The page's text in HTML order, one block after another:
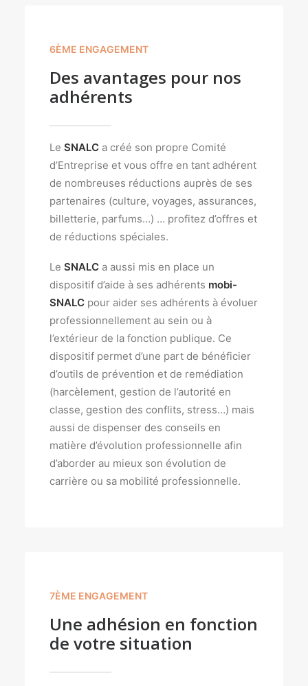
6ÈME ENGAGEMENT
Des avantages pour nos
adhérents
Le SNALC a créé son propre Comité
d’Entreprise et vous offre en tant adhérent
de nombreuses réductions auprès de ses
partenaires (culture, voyages, assurances,
billetterie, parfums…) … profitez d’offres et
de réductions spéciales.
Le SNALC a aussi mis en place un
dispositif d’aide à ses adhérents mobi-
SNALC pour aider ses adhérents à évoluer
professionnellement au sein ou à
l’extérieur de la fonction publique. Ce
dispositif permet d’une part de bénéficier
d’outils de prévention et de remédiation
(harcèlement, gestion de l’autorité en
classe, gestion des conflits, stress…) mais
aussi de dispenser des conseils en
matière d’évolution professionnelle afin
d’aborder au mieux son évolution de
carrière ou sa mobilité professionnelle.
7ÈME ENGAGEMENT
Une adhésion en fonction
de votre situation